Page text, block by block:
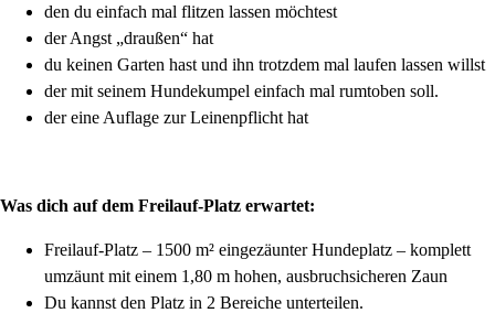
den du einfach mal flitzen lassen möchtest
der Angst „draußen“ hat
du keinen Garten hast und ihn trotzdem mal laufen lassen willst
der mit seinem Hundekumpel einfach mal rumtoben soll.
der eine Auflage zur Leinenpflicht hat
Was dich auf dem Freilauf-Platz erwartet:
Freilauf-Platz – 1500 m² eingezäunter Hundeplatz – komplett
umzäunt mit einem 1,80 m hohen, ausbruchsicheren Zaun
Du kannst den Platz in 2 Bereiche unterteilen.